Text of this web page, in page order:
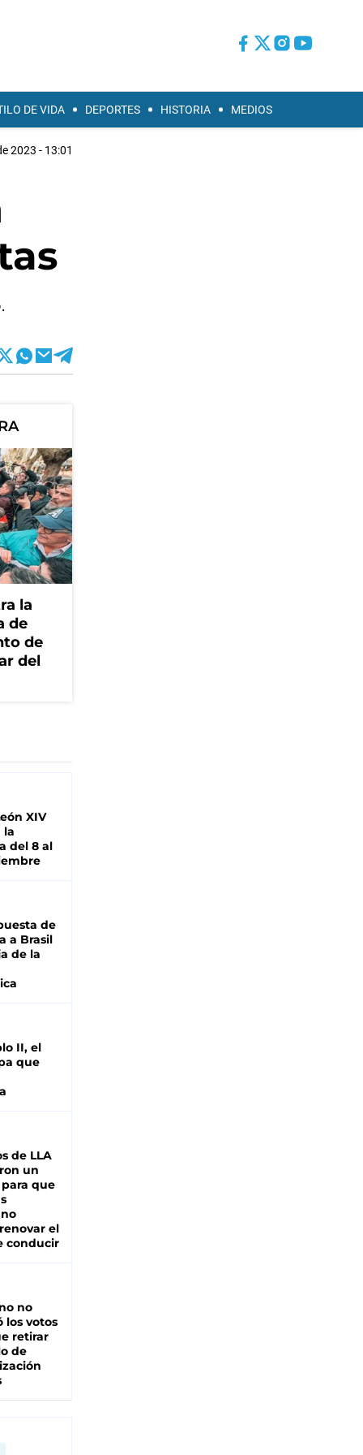
DE VIDA DEPORTES HISTORIA MEDIOS
2023 - 13:01
la
de
de
del
XIV
la
del 8 al
de
a Brasil
de la
II, el
que
de LLA
un
que
el
conducir
no
los votos
retirar
de